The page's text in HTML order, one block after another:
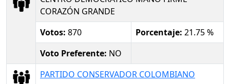
CORAZÓN GRANDE
Votos: 870 Porcentaje: 21.75 %
Voto Preferente: NO
PARTIDO CONSERVADOR COLOMBIANO